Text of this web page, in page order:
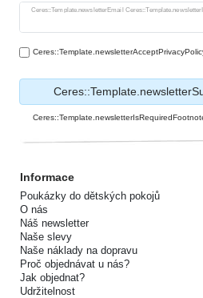
Ceres::Template.newsletterEmail
Informace
Poukázky do dětských pokojů
O nás
Náš newsletter
Naše slevy
Naše náklady na dopravu
Proč objednávat u nás?
Jak objednat?
Udržitelnost